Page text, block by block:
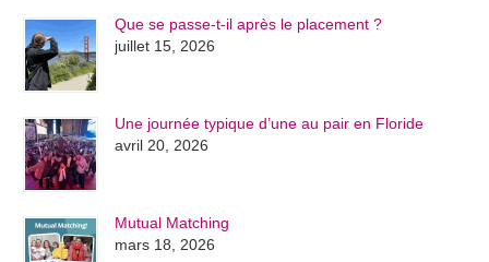
Que se passe-t-il après le placement ?
juillet 15, 2026
Une journée typique d’une au pair en Floride
avril 20, 2026
Mutual Matching
mars 18, 2026